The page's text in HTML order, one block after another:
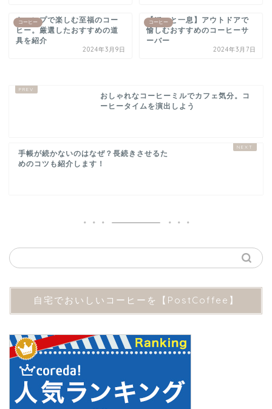
コーヒー
キャンプで楽しむ至福のコー
ヒー。厳選したおすすめの道
具を紹介
2024年3月9日
コーヒー
【ほっと一息】アウトドアで
愉しむおすすめのコーヒーサ
ーバー
2024年3月7日
おしゃれなコーヒーミルでカフェ気分。コ
ーヒータイムを演出しよう
手帳が続かないのはなぜ？長続きさせるた
めのコツも紹介します！
自宅でおいしいコーヒーを【PostCoffee】